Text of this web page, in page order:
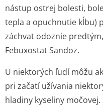
nástup ostrej bolesti,
tepla a opuchnutie kĺbu)
záchvat odoznie
Febuxostat Sandoz.
U niektorých ľudí môžu
pri začatí užívania
hladiny kyseliny